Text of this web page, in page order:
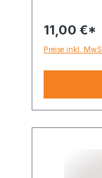
11,00 €*
Preise inkl.